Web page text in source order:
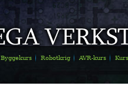
Byggekurs Robotkrig AVR-kurs Kurs